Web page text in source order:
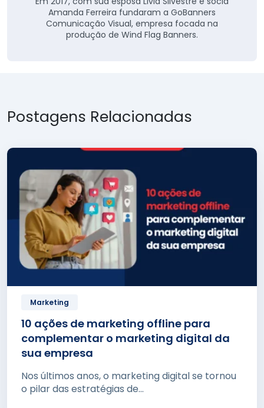
Amanda Ferreira fundaram a GoBanners
Comunicação Visual, empresa focada na
produção de Wind Flag Banners.
Postagens Relacionadas
Marketing
10 ações de marketing offline para
complementar o marketing digital da
sua empresa
Nos últimos anos, o marketing digital se tornou
o pilar das estratégias de...